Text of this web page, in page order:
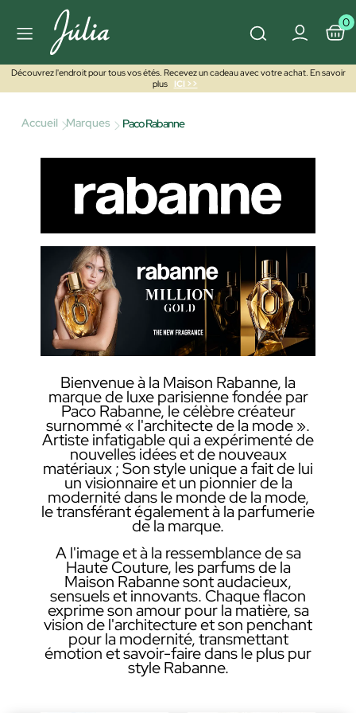
0
Découvrez l'endroit pour tous vos étés. Recevez un cadeau avec votre achat. En savoir
plus
ICI >>
Accueil Marques Paco Rabanne
Bienvenue à la Maison Rabanne, la
marque de luxe parisienne fondée par
Paco Rabanne, le célèbre créateur
surnommé « l'architecte de la mode ».
Artiste infatigable qui a expérimenté de
nouvelles idées et de nouveaux
matériaux ; Son style unique a fait de lui
un visionnaire et un pionnier de la
modernité dans le monde de la mode,
le transférant également à la parfumerie
de la marque.
A l'image et à la ressemblance de sa
Haute Couture, les parfums de la
Maison Rabanne sont audacieux,
sensuels et innovants. Chaque flacon
exprime son amour pour la matière, sa
vision de l'architecture et son penchant
pour la modernité, transmettant
émotion et savoir-faire dans le plus pur
style Rabanne.